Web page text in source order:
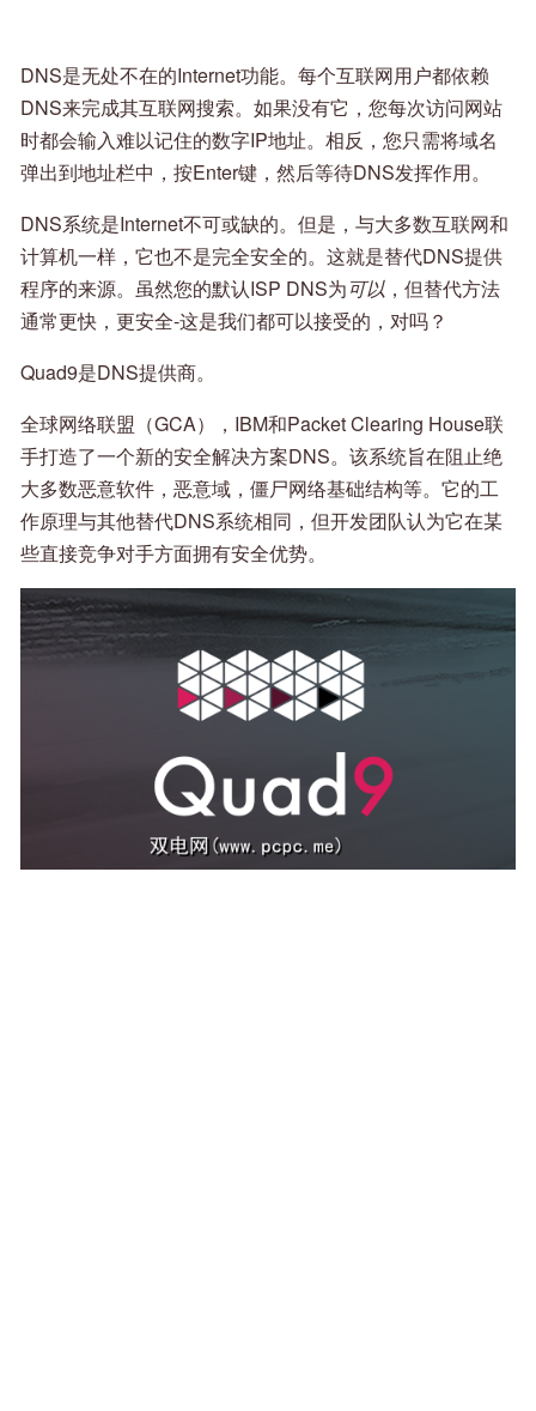
DNS是无处不在的Internet功能。每个互联网用户都依赖
DNS来完成其互联网搜索。如果没有它，您每次访问网站
时都会输入难以记住的数字IP地址。相反，您只需将域名
弹出到地址栏中，按Enter键，然后等待DNS发挥作用。
DNS系统是Internet不可或缺的。但是，与大多数互联网和
计算机一样，它也不是完全安全的。这就是替代DNS提供
程序的来源。虽然您的默认ISP DNS为可以 ，但替代方法
通常更快，更安全-这是我们都可以接受的，对吗？
Quad9是DNS提供商。
全球网络联盟（GCA），IBM和Packet Clearing House联
手打造了一个新的安全解决方案DNS。该系统旨在阻止绝
大多数恶意软件，恶意域，僵尸网络基础结构等。它的工
作原理与其他替代DNS系统相同，但开发团队认为它在某
些直接竞争对手方面拥有安全优势。